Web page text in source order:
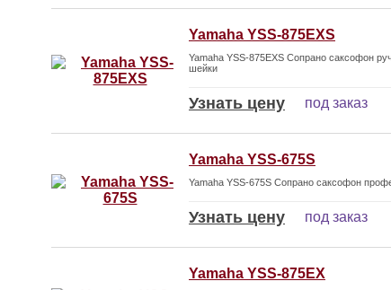
Yamaha YSS-875EXS
Yamaha YSS-875EXS Сопрано саксофон
шейки
Узнать цену под заказ
Yamaha YSS-675S
Yamaha YSS-675S Сопрано саксофон
Узнать цену под заказ
Yamaha YSS-875EX